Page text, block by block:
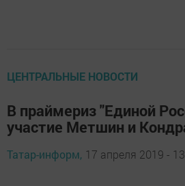
ЦЕНТРАЛЬНЫЕ НОВОСТИ
В праймериз "Единой
участие Метшин и
Татар-информ, 17 апреля 2019 -